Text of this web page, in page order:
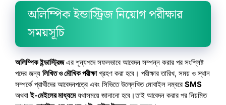
অলিম্পিক ইন্ডাস্ট্রিজ নিয়োগ পরীক্ষার
সময়সূচি
অলিম্পিক ইন্ডাস্ট্রিজএর শূন্যপদে সফলভাবে আবেদন সম্পন্ন করার পর সংশ্লিষ্ট
পদের জন্য লিখিত ও মৌখিক পরীক্ষাগ্রহণ করা হবে। পরীক্ষার তারিখ, সময় ও স্থান
সম্পর্কে প্রার্থীদের আবেদনপত্রে এবং সিভিতে উল্লেখিত মোবাইল নম্বরে SMS
অথবাই-মেইলের মাধ্যমেযথাসময়ে জানানো হবে।তাই আবেদন করার পর নিয়মিত